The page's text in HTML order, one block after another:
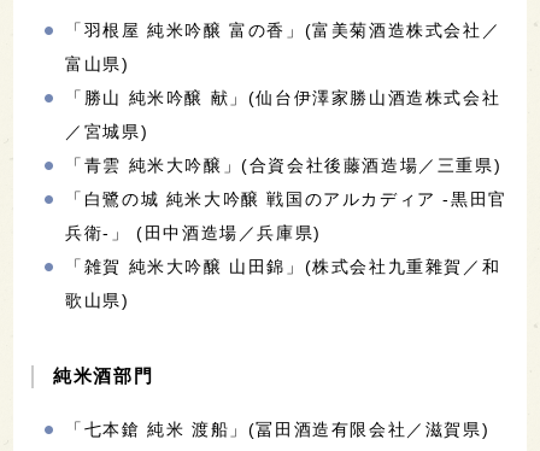
「羽根屋 純米吟醸 富の香」(富美菊酒造株式会社／
富山県)
「勝山 純米吟醸 献」(仙台伊澤家勝山酒造株式会社
／宮城県)
「青雲 純米大吟醸」(合資会社後藤酒造場／三重県)
「白鷺の城 純米大吟醸 戦国のアルカディア -黒田官
兵衛-」 (田中酒造場／兵庫県)
「雑賀 純米大吟醸 山田錦」(株式会社九重雜賀／和
歌山県)
純米酒部門
「七本鎗 純米 渡船」(冨田酒造有限会社／滋賀県)